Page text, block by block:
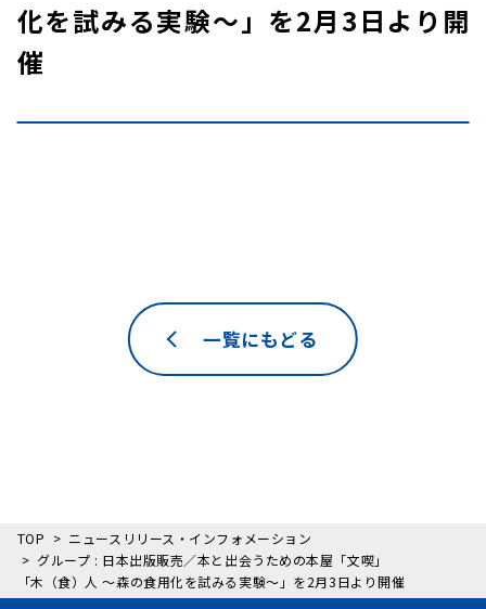
化を試みる実験～」を2月3日より開
催
一覧にもどる
TOP
ニュースリリース・インフォメーション
グループ : 日本出版販売／本と出会うための本屋「文喫」
「木（食）人 ～森の食用化を試みる実験～」を2月3日より開催